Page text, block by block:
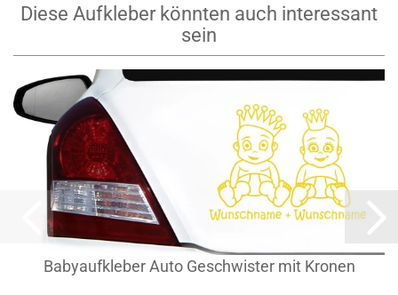
Diese Aufkleber könnten auch interessant
sein
Babyaufkleber Auto Geschwister mit Kronen